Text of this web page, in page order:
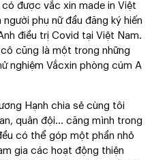
được vắc xin made in Việt
phụ nữ đầu đăng ký hiến
điều trị Covid tại Việt Nam.
cũng là một trong những
nghiệm Vắcxin phòng cúm A
Hạnh chia sẻ cùng tôi
quân đội… căng mình trong
có thể góp một phần nhỏ
gia các hoạt động thiện